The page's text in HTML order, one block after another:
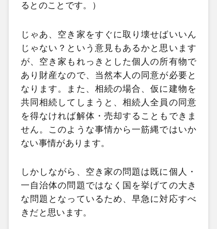
るとのことです。）
じゃあ、空き家をすぐに取り壊せばいいん
じゃない？という意見もあるかと思います
が、空き家もれっきとした個人の所有物で
あり財産なので、当然本人の同意が必要と
なります。また、相続の場合、仮に建物を
共同相続してしまうと、相続人全員の同意
を得なければ解体・売却することもできま
せん。このような事情から一筋縄ではいか
ない事情があります。
しかしながら、空き家の問題は既に個人・
一自治体の問題ではなく国を挙げての大き
な問題となっているため、早急に対応すべ
きだと思います。